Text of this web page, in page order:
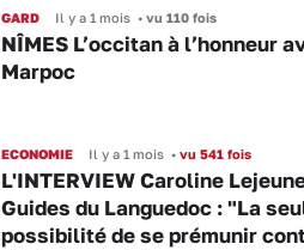
GARD Il y a 1 mois •vu 110 fois
NÎMES L’occitan à l’honneur
Marpoc
ECONOMIE Il y a 1 mois •vu 541 fois
L'INTERVIEW Caroline
Guides du Languedoc : "La
possibilité de se prémunir